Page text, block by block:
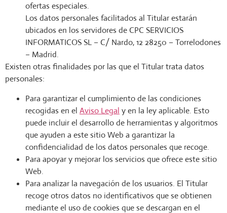
ofertas especiales.
Los datos personales facilitados al Titular estarán
ubicados en los servidores de CPC SERVICIOS
INFORMATICOS SL – C/ Nardo, 12 28250 – Torrelodones
– Madrid.
Existen otras finalidades por las que el Titular trata datos
personales:
Para garantizar el cumplimiento de las condiciones
recogidas en el Aviso Legal y en la ley aplicable. Esto
puede incluir el desarrollo de herramientas y algoritmos
que ayuden a este sitio Web a garantizar la
confidencialidad de los datos personales que recoge.
Para apoyar y mejorar los servicios que ofrece este sitio
Web.
Para analizar la navegación de los usuarios. El Titular
recoge otros datos no identificativos que se obtienen
mediante el uso de cookies que se descargan en el